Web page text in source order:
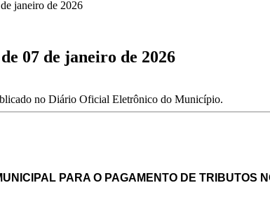
janeiro de 2026
07 de janeiro de 2026
no Diário Oficial Eletrônico do Município.
PARA O PAGAMENTO DE TRIBUTOS